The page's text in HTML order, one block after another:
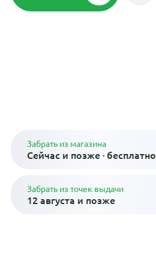
Забрать из магазина
Сейчас и позже · бесплатно
Забрать из точек выдачи
12 августа и позже